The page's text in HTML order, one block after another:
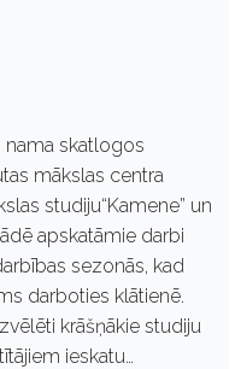
nama skatlogos
mākslas centra
studiju“Kamene” un
apskatāmie darbi
sezonās, kad
darboties klātienē.
krāšņākie studiju
ieskatu…